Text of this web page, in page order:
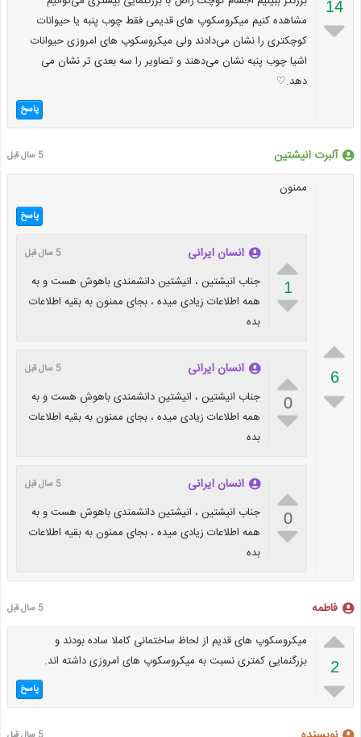
14

مشاهده کنیم میکروسکوپ های قدیمی فقط چوب پنبه یا حیوانات
کوچکتری را نشان می‌دادند ولی میکروسکوپ های امروزی حیوانات
اشیا چوب پنبه نشان می‌دهند و تصاویر را سه بعدی تر نشان می
دهد.♡
پاسخ
آلبرت انیشتین 5 سال قبل

6

ممنون
پاسخ

1

انسان ایرانی 5 سال قبل
جناب انیشتین ، انیشتین دانشمندی باهوش هست و به
همه اطلاعات زیادی میده ، بجای ممنون به بقیه اطلاعات
بده

0

انسان ایرانی 5 سال قبل
جناب انیشتین ، انیشتین دانشمندی باهوش هست و به
همه اطلاعات زیادی میده ، بجای ممنون به بقیه اطلاعات
بده

0

انسان ایرانی 5 سال قبل
جناب انیشتین ، انیشتین دانشمندی باهوش هست و به
همه اطلاعات زیادی میده ، بجای ممنون به بقیه اطلاعات
بده
فاطمه 5 سال قبل

2

میکروسکوپ های قدیم از لحاظ ساختمانی کاملا ساده بودند و
بزرگنمایی کمتری نسبت به میکروسکوپ های امروزی داشته اند.
پاسخ